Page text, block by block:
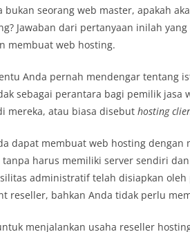
bukan seorang web master, apakah
Jawaban dari pertanyaan inilah
membuat web hosting.
Anda pernah mendengar tentang
sebagai perantara bagi pemilik jasa
mereka, atau biasa disebut hosting
dapat membuat web hosting
harus memiliki server sendiri
administratif telah disiapkan
reseller, bahkan Anda tidak perlu
menjalankan usaha reseller